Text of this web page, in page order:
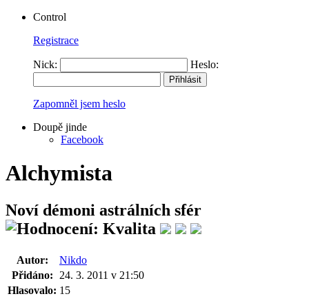
Control
Registrace
Nick: Heslo:
Zapomněl jsem heslo
Doupě jinde
Facebook
Alchymista
Noví démoni astrálních sfér
Autor:
Nikdo
Přidáno:
24. 3. 2011 v 21:50
Hlasovalo: 15